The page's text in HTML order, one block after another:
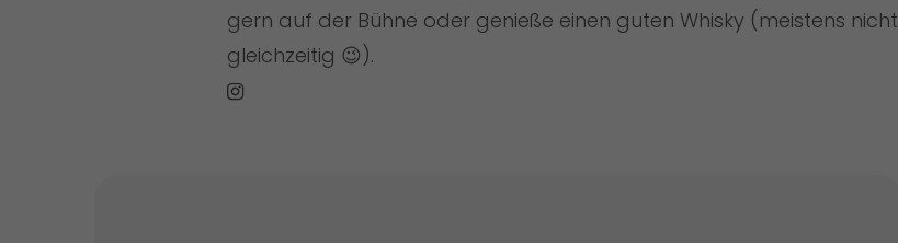
gern auf der Bühne oder genieße einen guten Whisky (meistens nicht
gleichzeitig 😉).